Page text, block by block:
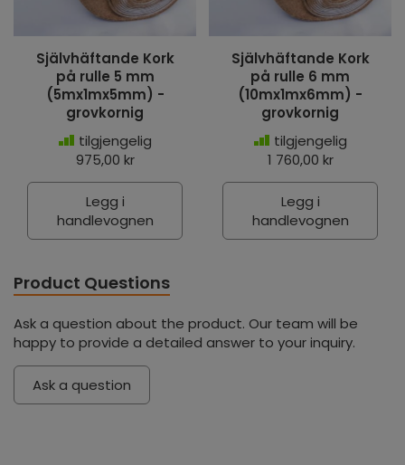
Självhäftande Kork
på rulle 5 mm
(5mx1mx5mm) -
grovkornig
tilgjengelig
975,00 kr
Legg i
handlevognen
Självhäftande Kork
på rulle 6 mm
(10mx1mx6mm) -
grovkornig
tilgjengelig
1 760,00 kr
Legg i
handlevognen
Product Questions
Ask a question about the product. Our team will be
happy to provide a detailed answer to your inquiry.
Ask a question